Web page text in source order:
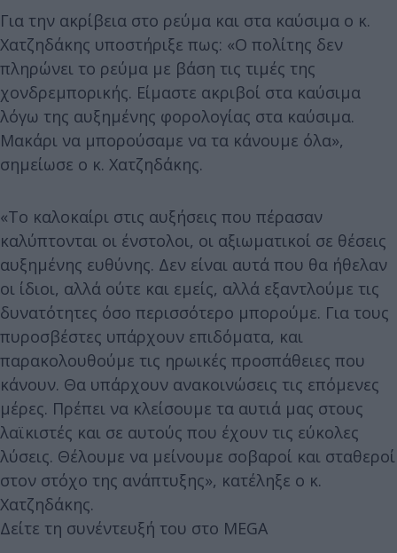
Για την ακρίβεια στο ρεύμα και στα καύσιμα ο κ.
Χατζηδάκης υποστήριξε πως: «Ο πολίτης δεν
πληρώνει το ρεύμα με βάση τις τιμές της
χονδρεμπορικής. Είμαστε ακριβοί στα καύσιμα
λόγω της αυξημένης φορολογίας στα καύσιμα.
Μακάρι να μπορούσαμε να τα κάνουμε όλα»,
σημείωσε ο κ. Χατζηδάκης.
«Το καλοκαίρι στις αυξήσεις που πέρασαν
καλύπτονται οι ένστολοι, οι αξιωματικοί σε θέσεις
αυξημένης ευθύνης. Δεν είναι αυτά που θα ήθελαν
οι ίδιοι, αλλά ούτε και εμείς, αλλά εξαντλούμε τις
δυνατότητες όσο περισσότερο μπορούμε. Για τους
πυροσβέστες υπάρχουν επιδόματα, και
παρακολουθούμε τις ηρωικές προσπάθειες που
κάνουν. Θα υπάρχουν ανακοινώσεις τις επόμενες
μέρες. Πρέπει να κλείσουμε τα αυτιά μας στους
λαϊκιστές και σε αυτούς που έχουν τις εύκολες
λύσεις. Θέλουμε να μείνουμε σοβαροί και σταθεροί
στον στόχο της ανάπτυξης», κατέληξε ο κ.
Χατζηδάκης.
Δείτε τη συνέντευξή του στο MEGA